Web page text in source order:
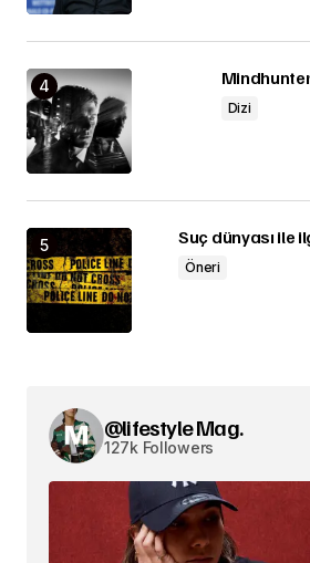
Dizi
Suç dünyası ile
Öneri
@lifestyle Mag.
127k Followers